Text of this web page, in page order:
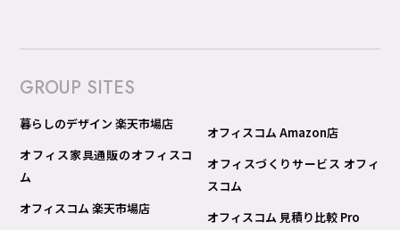
GROUP SITES
暮らしのデザイン 楽天市場店
オフィス家具通販のオフィスコ
ム
オフィスコム 楽天市場店
オフィスコム Amazon店
オフィスづくりサービス オフィ
スコム
オフィスコム 見積り比較 Pro